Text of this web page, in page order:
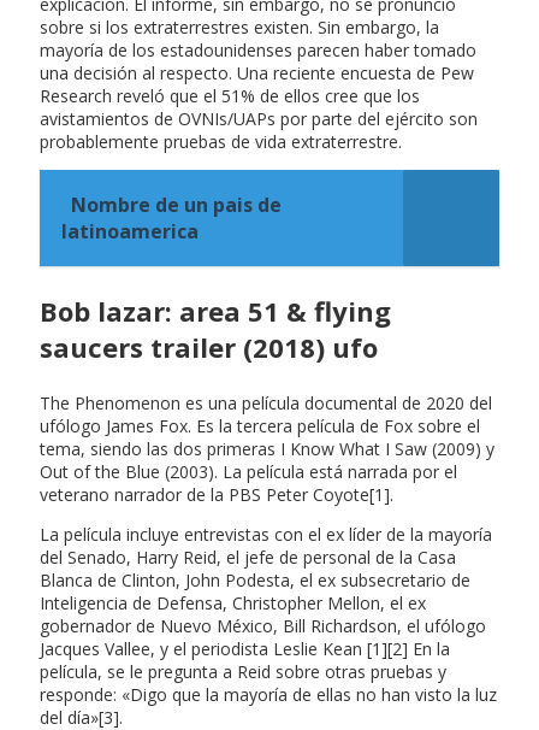
sobre si los extraterrestres existen. Sin embargo, la
mayoría de los estadounidenses parecen haber tomado
una decisión al respecto. Una reciente encuesta de Pew
Research reveló que el 51% de ellos cree que los
avistamientos de OVNIs/UAPs por parte del ejército son
probablemente pruebas de vida extraterrestre.
Nombre de un pais de
latinoamerica
Bob lazar: area 51 & flying
saucers trailer (2018) ufo
The Phenomenon es una película documental de 2020 del
ufólogo James Fox. Es la tercera película de Fox sobre el
tema, siendo las dos primeras I Know What I Saw (2009) y
Out of the Blue (2003). La película está narrada por el
veterano narrador de la PBS Peter Coyote[1].
La película incluye entrevistas con el ex líder de la mayoría
del Senado, Harry Reid, el jefe de personal de la Casa
Blanca de Clinton, John Podesta, el ex subsecretario de
Inteligencia de Defensa, Christopher Mellon, el ex
gobernador de Nuevo México, Bill Richardson, el ufólogo
Jacques Vallee, y el periodista Leslie Kean [1][2] En la
película, se le pregunta a Reid sobre otras pruebas y
responde: «Digo que la mayoría de ellas no han visto la luz
del día»[3].